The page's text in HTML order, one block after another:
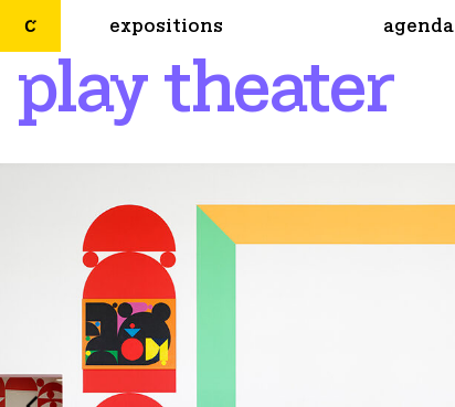
expositions agenda
play theater